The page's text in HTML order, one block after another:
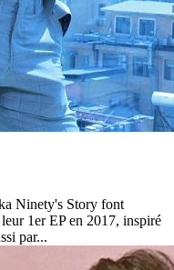
Ninety's Story font
1er EP en 2017, inspiré
par...